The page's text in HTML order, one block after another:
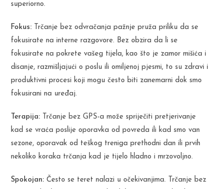
superiorno.
Fokus: Trčanje bez odvračanja pažnje pruža priliku da se
fokusirate na interne razgovore. Bez obzira da li se
fokusirate na pokrete vašeg tijela, kao što je zamor mišića i
disanje, razmišljajući o poslu ili omiljenoj pjesmi, to su zdravi i
produktivni procesi koji mogu često biti zanemarni dok smo
fokusirani na uređaj.
Terapija: Trčanje bez GPS-a može spriječiti pretjerivanje
kad se vraća poslije oporavka od povreda ili kad smo van
sezone, oporavak od teškog treniga prethodni dan ili prvih
nekoliko koraka trčanja kad je tijelo hladno i mrzovoljno.
Spokojan: Često se teret nalazi u očekivanjima. Trčanje bez